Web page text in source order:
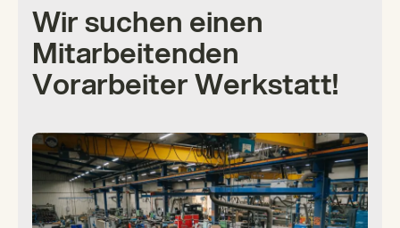
Wir suchen einen
Mitarbeitenden
Vorarbeiter Werkstatt!